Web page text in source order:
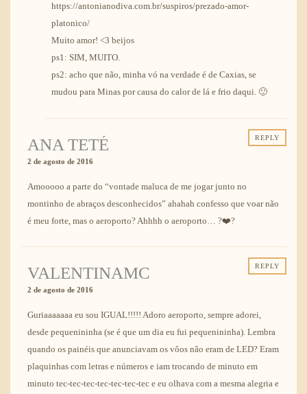
https://antonianodiva.com.br/suspiros/prezado-amor-
platonico/
Muito amor! <3 beijos
ps1: SIM, MUITO.
ps2: acho que não, minha vó na verdade é de Caxias, se
mudou para Minas por causa do calor de lá e frio daqui. 🙂
REPLY
ANA TETÉ
2 de agosto de 2016
Amooooo a parte do “vontade maluca de me jogar junto no
montinho de abraços desconhecidos” ahahah confesso que voar não
é meu forte, mas o aeroporto? Ahhhh o aeroporto… ?❤️?
REPLY
VALENTINAMC
2 de agosto de 2016
Guriaaaaaaa eu sou IGUAL!!!!! Adoro aeroporto, sempre adorei,
desde pequenininha (se é que um dia eu fui pequenininha). Lembra
quando os painéis que anunciavam os vôos não eram de LED? Eram
plaquinhas com letras e números e iam trocando de minuto em
minuto tec-tec-tec-tec-tec-tec-tec e eu olhava com a mesma alegria e